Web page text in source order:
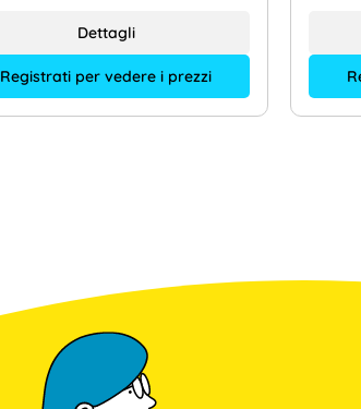
Registrati per vedere i prezzi
Dettagli